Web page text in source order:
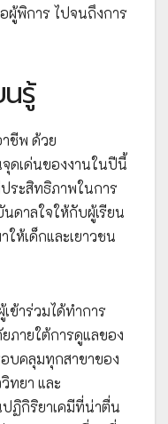
พิการ ไปจนถึงการ
นรู้
าชีพ ด้วย
จุดเด่นของงานในปีนี้
ระสิทธิภาพในการ
ดาลใจให้กับผู้เรียน
ห้เด็กและเยาวชน
ข้าร่วมได้ทำการ
ภายใต้การดูแลของ
บคลุมทุกสาขาของ
ทยา และ
ปฏิกิริยาเคมีที่น่าตื่น